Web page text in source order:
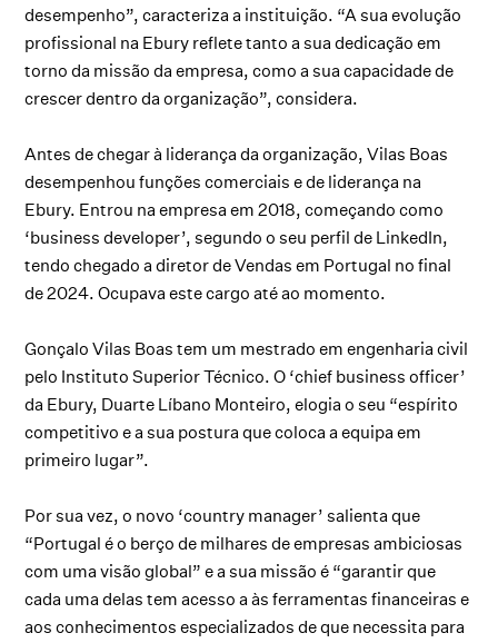
desempenho”, caracteriza a instituição. “A sua evolução
profissional na Ebury reflete tanto a sua dedicação em
torno da missão da empresa, como a sua capacidade de
crescer dentro da organização”, considera.
Antes de chegar à liderança da organização, Vilas Boas
desempenhou funções comerciais e de liderança na
Ebury. Entrou na empresa em 2018, começando como
‘business developer’, segundo o seu perfil de LinkedIn,
tendo chegado a diretor de Vendas em Portugal no final
de 2024. Ocupava este cargo até ao momento.
Gonçalo Vilas Boas tem um mestrado em engenharia civil
pelo Instituto Superior Técnico. O ‘chief business officer’
da Ebury, Duarte Líbano Monteiro, elogia o seu “espírito
competitivo e a sua postura que coloca a equipa em
primeiro lugar”.
Por sua vez, o novo ‘country manager’ salienta que
“Portugal é o berço de milhares de empresas ambiciosas
com uma visão global” e a sua missão é “garantir que
cada uma delas tem acesso a às ferramentas financeiras e
aos conhecimentos especializados de que necessita para